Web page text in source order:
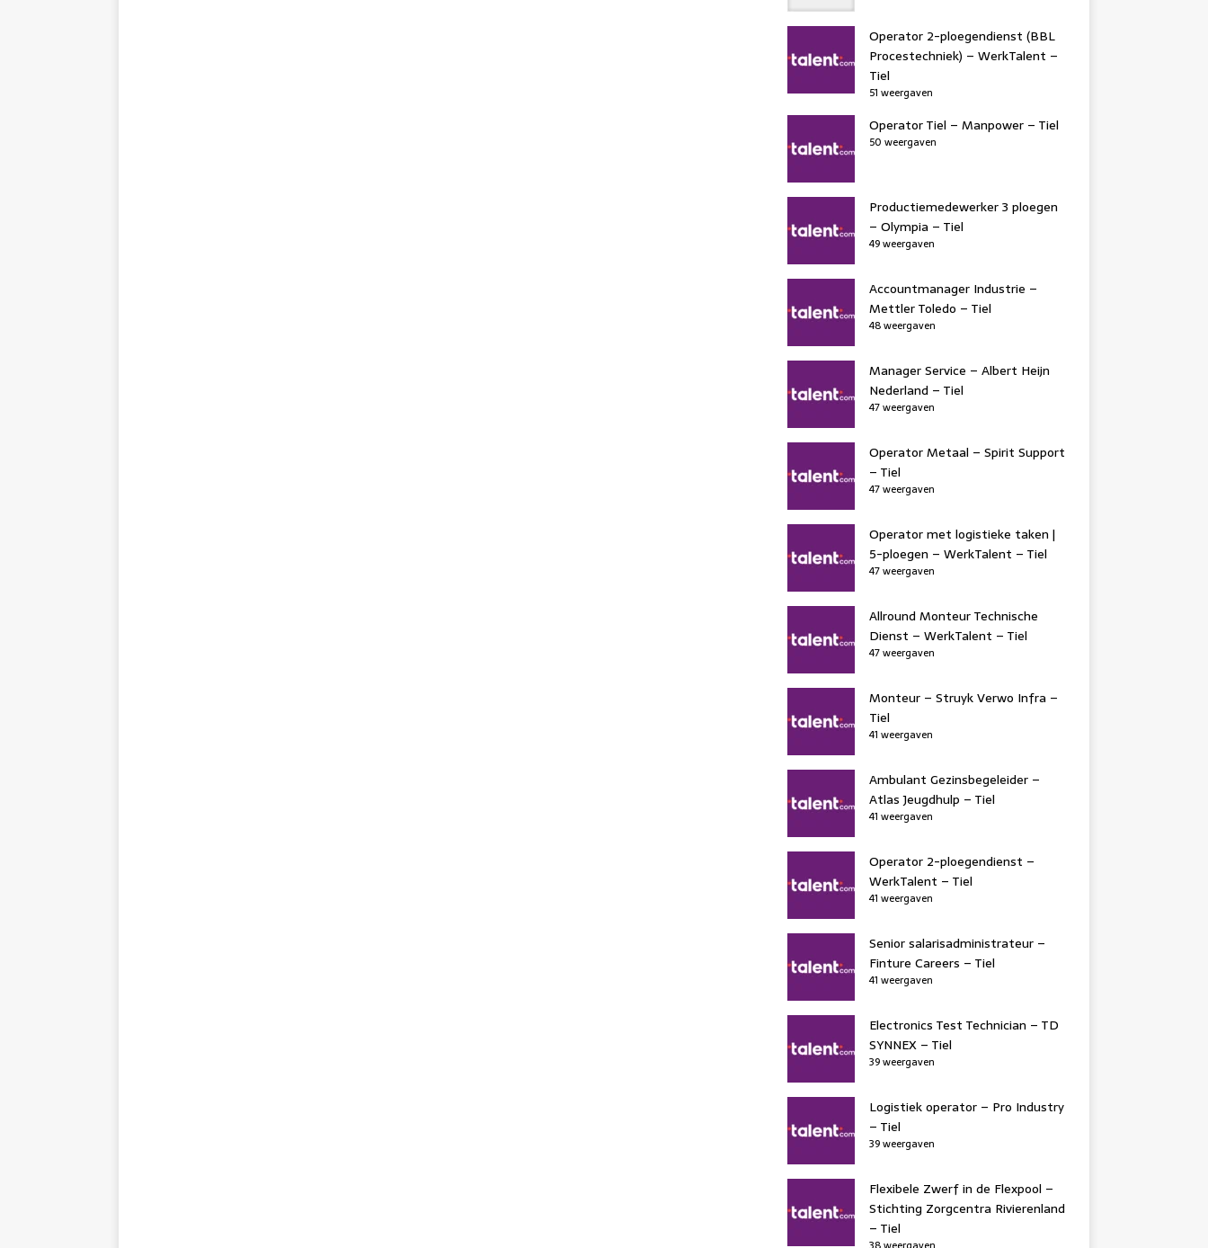
Operator 2-ploegendienst (BBL
Procestechniek) – WerkTalent –
Tiel
51 weergaven
Operator Tiel – Manpower – Tiel
50 weergaven
Productiemedewerker 3 ploegen
– Olympia – Tiel
49 weergaven
Accountmanager Industrie –
Mettler Toledo – Tiel
48 weergaven
Manager Service – Albert Heijn
Nederland – Tiel
47 weergaven
Operator Metaal – Spirit Support
– Tiel
47 weergaven
Operator met logistieke taken |
5-ploegen – WerkTalent – Tiel
47 weergaven
Allround Monteur Technische
Dienst – WerkTalent – Tiel
47 weergaven
Monteur – Struyk Verwo Infra –
Tiel
41 weergaven
Ambulant Gezinsbegeleider –
Atlas Jeugdhulp – Tiel
41 weergaven
Operator 2-ploegendienst –
WerkTalent – Tiel
41 weergaven
Senior salarisadministrateur –
Finture Careers – Tiel
41 weergaven
Electronics Test Technician – TD
SYNNEX – Tiel
39 weergaven
Logistiek operator – Pro Industry
– Tiel
39 weergaven
Flexibele Zwerf in de Flexpool –
Stichting Zorgcentra Rivierenland
– Tiel